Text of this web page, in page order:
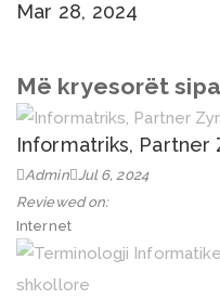
Mar 28, 2024
Më kryesorët
Informatriks, Partner
Admin Jul 6, 2024
Reviewed on:
Internet